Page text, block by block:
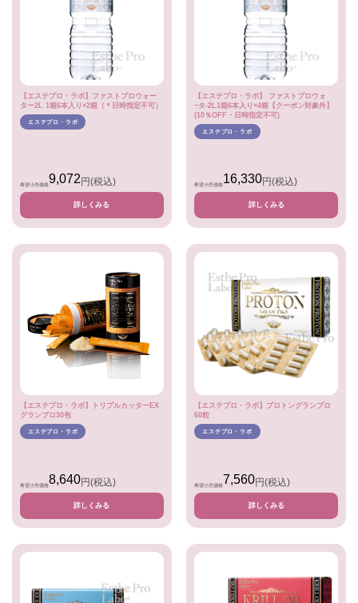
【エステプロ・ラボ】ファストプロウォー
ター2L 1箱6本入り×2箱（＊日時指定不可）
エステプロ・ラボ
希望小売価格9,072 円(税込)
詳しくみる
【エステプロ・ラボ】 ファストプロウォ
−タ-2L1箱6本入り×4箱【クーポン対象外】
(10％OFF・日時指定不可)
エステプロ・ラボ
希望小売価格16,330円(税込)
詳しくみる
【エステプロ・ラボ】トリプルカッターEX
グランプロ30包
エステプロ・ラボ
希望小売価格8,640円(税込)
詳しくみる
【エステプロ・ラボ】プロトングランプロ
60粒
エステプロ・ラボ
希望小売価格7,560円(税込)
詳しくみる